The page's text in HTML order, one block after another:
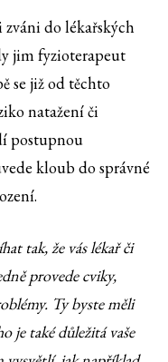
do lékařských
jim fyzioterapeut
se již od těchto
natažení či
postupnou
kloub do správné
tak, že vás lékař či
provede cviky,
Ty byste měli
je také důležitá vaše